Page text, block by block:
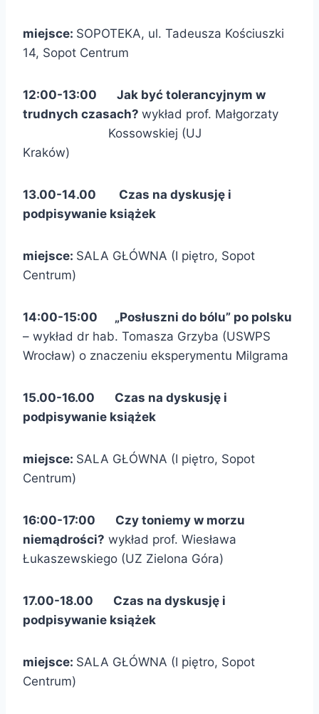
miejsce: SOPOTEKA, ul. Tadeusza Kościuszki
14, Sopot Centrum
12:00-13:00 Jak być tolerancyjnym w
trudnych czasach? wykład prof. Małgorzaty
Kossowskiej (UJ
Kraków)
13.00-14.00 Czas na dyskusję i
podpisywanie książek
miejsce: SALA GŁÓWNA (I piętro, Sopot
Centrum)
14:00-15:00 „Posłuszni do bólu” po polsku
– wykład dr hab. Tomasza Grzyba (USWPS
Wrocław) o znaczeniu eksperymentu Milgrama
15.00-16.00 Czas na dyskusję i
podpisywanie książek
miejsce: SALA GŁÓWNA (I piętro, Sopot
Centrum)
16:00-17:00 Czy toniemy w morzu
niemądrości? wykład prof. Wiesława
Łukaszewskiego (UZ Zielona Góra)
17.00-18.00 Czas na dyskusję i
podpisywanie książek
miejsce: SALA GŁÓWNA (I piętro, Sopot
Centrum)